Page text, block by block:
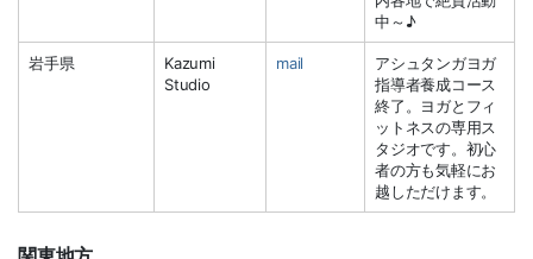
中～♪
岩手県
Kazumi
Studio
mail
アシュタンガヨガ
指導者養成コース
終了。ヨガとフィ
ットネスの専用ス
タジオです。初心
者の方も気軽にお
越しただけます。